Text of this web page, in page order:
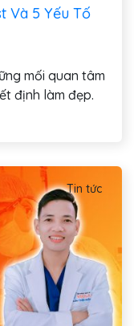
Và 5 Yếu Tố
mối quan tâm
định làm đẹp.
Tin tức